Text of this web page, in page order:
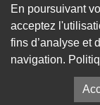
Samedi :
Dimanche :
© Pneus
En poursuivant
acceptez
fins d’analyse et
navigation.